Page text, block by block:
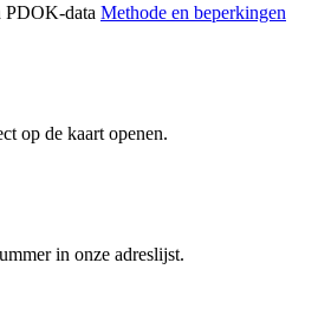
PDOK-data Methode en beperkingen
op de kaart openen.
in onze adreslijst.